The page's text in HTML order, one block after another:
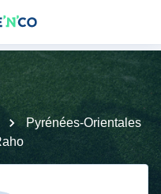
Pyrénées-Orientales